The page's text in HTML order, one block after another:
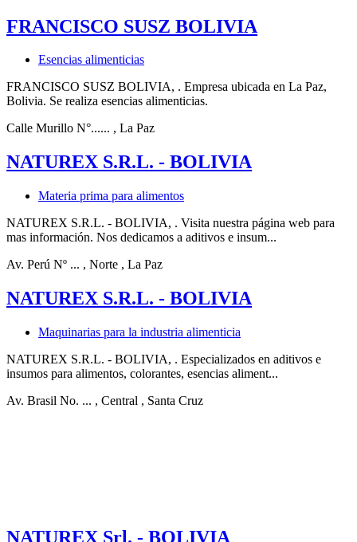
FRANCISCO SUSZ BOLIVIA
Esencias alimenticias
FRANCISCO SUSZ BOLIVIA, . Empresa ubicada en La Paz,
Bolivia. Se realiza esencias alimenticias.
Calle Murillo N°...... , La Paz
NATUREX S.R.L. - BOLIVIA
Materia prima para alimentos
NATUREX S.R.L. - BOLIVIA, . Visita nuestra página web para
mas información. Nos dedicamos a aditivos e insum...
Av. Perú Nº ... , Norte , La Paz
NATUREX S.R.L. - BOLIVIA
Maquinarias para la industria alimenticia
NATUREX S.R.L. - BOLIVIA, . Especializados en aditivos e
insumos para alimentos, colorantes, esencias aliment...
Av. Brasil No. ... , Central , Santa Cruz
NATUREX Srl. - BOLIVIA